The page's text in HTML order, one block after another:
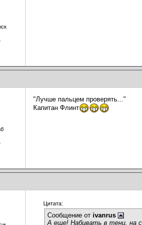
"Лучше пальцем проверять..."
Капитан Флинт
Цитата:
Сообщение от ivanrus
А еще! Набивать в тени, на